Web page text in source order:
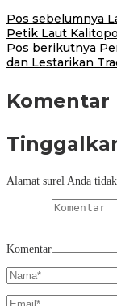
Pos sebelumnya
Petik Laut
Pos berikutnya
dan Lestarikan
Komentar
Alamat surel Anda
Komentar